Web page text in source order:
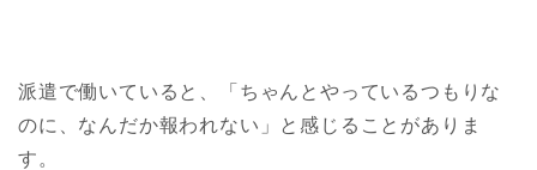
派遣で働いていると、「ちゃんとやっているつもりな
のに、なんだか報われない」と感じることがありま
す。